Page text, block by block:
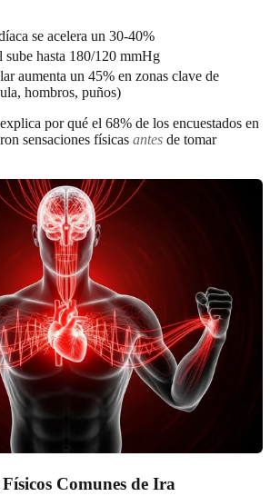
se acelera un 30-40%
sube hasta 180/120 mmHg
aumenta un 45% en zonas clave de
hombros, puños)
por qué el 68% de los encuestados en
sensaciones físicas antes de tomar
Comunes de Ira